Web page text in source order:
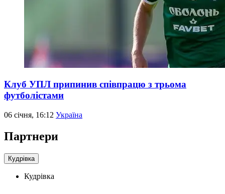
Клуб УПЛ припинив співпрацю з трьома
футболістами
06 січня, 16:12 Україна
Партнери
Кудрівка
Кудрівка